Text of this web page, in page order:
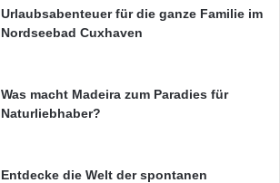
Urlaubsabenteuer für die ganze Familie im
Nordseebad Cuxhaven
Was macht Madeira zum Paradies für
Naturliebhaber?
Entdecke die Welt der spontanen